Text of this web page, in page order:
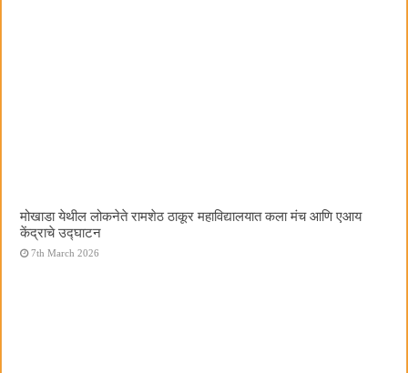
मोखाडा येथील लोकनेते रामशेठ ठाकूर महाविद्यालयात कला मंच आणि एआय
केंद्राचे उद्घाटन
7th March 2026